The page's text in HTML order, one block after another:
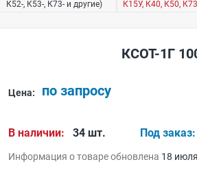
К52-, К53-, К73- и другие)
К15У, К40, К50,
КСОТ-1Г
Цена: по запросу
В наличии: 34 шт. Под заказ:
Информация о товаре обновлена 18